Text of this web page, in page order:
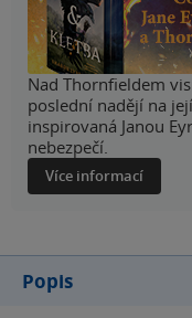
Nad Thornfieldem
poslední nadějí na
inspirovaná Janou
nebezpečí.
Více informací
Popis